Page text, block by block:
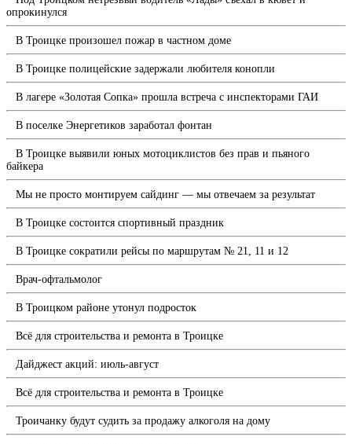
опрокинулся
В Троицке произошел пожар в частном доме
В Троицке полицейские задержали любителя конопли
В лагере «Золотая Сопка» прошла встреча с инспекторами ГАИ
В поселке Энергетиков заработал фонтан
В Троицке выявили юных мотоциклистов без прав и пьяного
байкера
Мы не просто монтируем сайдинг — мы отвечаем за результат
В Троицке состоится спортивный праздник
В Троицке сократили рейсы по маршрутам № 21, 11 и 12
Врач-офтальмолог
В Троицком районе утонул подросток
Всё для строительства и ремонта в Троицке
Дайджест акций: июль-август
Всё для строительства и ремонта в Троицке
Троичанку будут судить за продажу алкоголя на дому